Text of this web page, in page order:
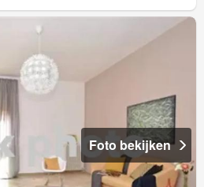
Foto bekijken